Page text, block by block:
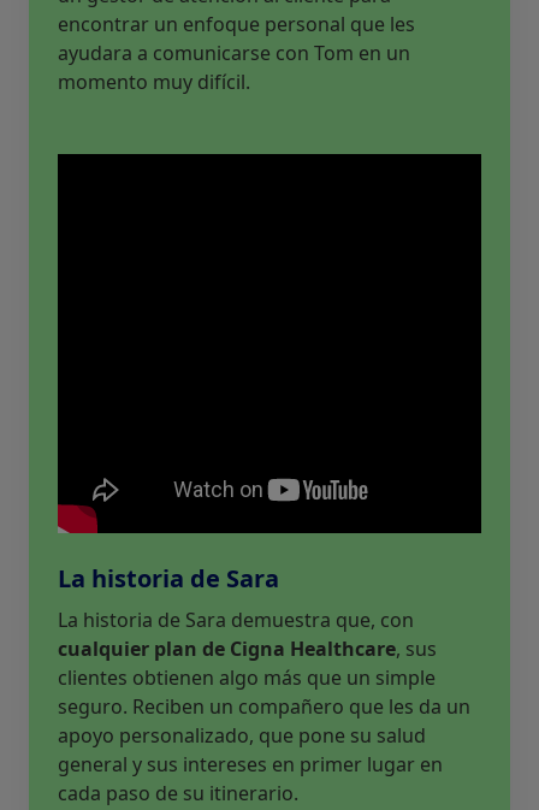
encontrar un enfoque personal que les
ayudara a comunicarse con Tom en un
momento muy difícil.
La historia de Sara
La historia de Sara demuestra que, con
cualquier plan de Cigna Healthcare, sus
clientes obtienen algo más que un simple
seguro. Reciben un compañero que les da un
apoyo personalizado, que pone su salud
general y sus intereses en primer lugar en
cada paso de su itinerario.